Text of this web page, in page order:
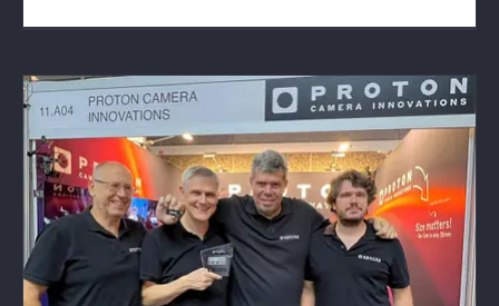
PROTON Camera Innovations gana otro
premio en IBC 2025